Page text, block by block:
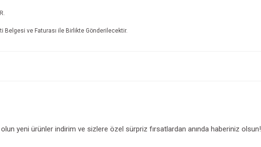
Belgesi ve Faturası ile Birlikte Gönderilecektir.
olmalı.
yeni ürünler indirim ve sizlere özel sürpriz fırsatlardan anında haberiniz olsun!